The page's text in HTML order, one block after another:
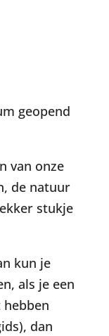
geopend
van onze
de natuur
stukje
kun je
als je een
dan